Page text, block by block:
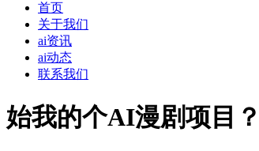
首页
关于我们
ai资讯
ai动态
联系我们
始我的个AI漫剧项目